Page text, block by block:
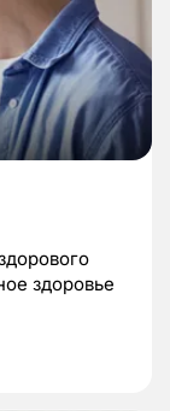
здоровье